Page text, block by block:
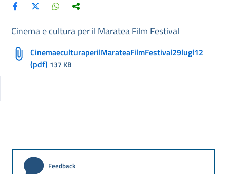
Cinema e cultura per il Maratea Film Festival
CinemaeculturaperilMarateaFilmFestival29lugl12
(pdf) 137 KB
Feedback